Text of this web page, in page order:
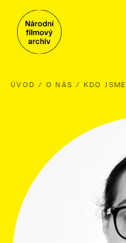
ÚVOD O NÁS KDO JSME